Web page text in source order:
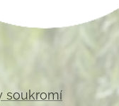
soukromí